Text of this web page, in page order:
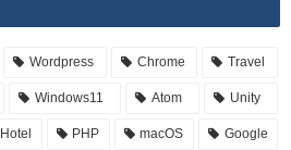
Wordpress Chrome Travel
Windows11 Atom Unity
Hotel PHP macOS Google